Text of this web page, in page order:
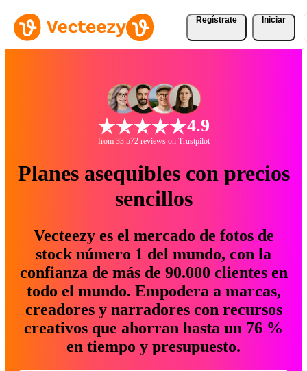
Regístrate Iniciar
4.9
from 33.572 reviews on Trustpilot
Planes asequibles con precios
sencillos
Vecteezy es el mercado de fotos de
stock número 1 del mundo, con la
confianza de más de 90.000 clientes en
todo el mundo. Empodera a marcas,
creadores y narradores con recursos
creativos que ahorran hasta un 76 %
en tiempo y presupuesto.